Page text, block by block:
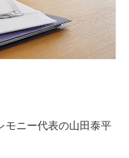
モニー代表の山田泰平